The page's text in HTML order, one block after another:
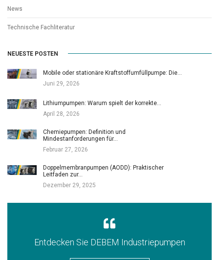
News
Technische Fachliteratur
NEUESTE POSTEN
Mobile oder stationäre Kraftstoffumfüllpumpe: Die…
Juni 29, 2026
Lithiumpumpen: Warum spielt der korrekte…
April 28, 2026
Chemiepumpen: Definition und
Mindestanforderungen für…
Februar 27, 2026
Doppelmembranpumpen (AODD): Praktischer
Leitfaden zur…
Dezember 29, 2025
Entdecken Sie DEBEM Industriepumpen